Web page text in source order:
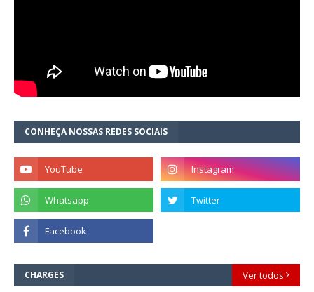
CONHEÇA NOSSAS REDES SOCIAIS
CHARGES Ver todos